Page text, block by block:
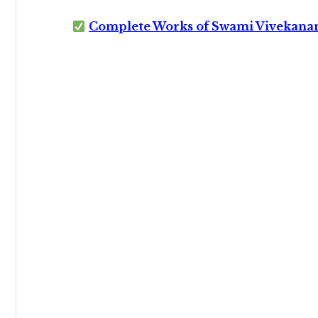
Complete Works of Swami